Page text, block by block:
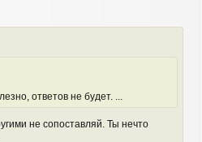
ответов не будет. ...
не сопоставляй. Ты нечто